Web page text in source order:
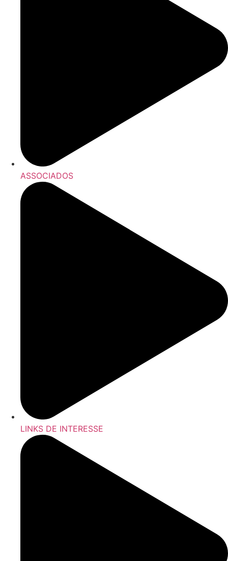
ASSOCIADOS
LINKS DE INTERESSE